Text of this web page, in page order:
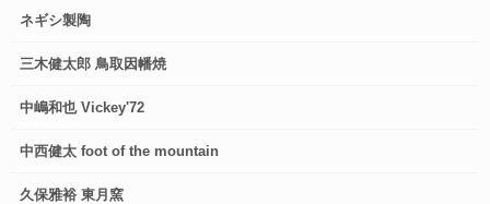
ネギシ製陶
三木健太郎 鳥取因幡焼
中嶋和也 Vickey'72
中西健太 foot of the mountain
久保雅裕 東月窯